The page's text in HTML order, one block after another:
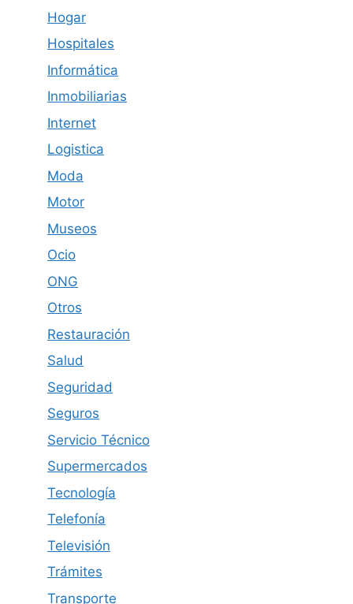
Hogar
Hospitales
Informática
Inmobiliarias
Internet
Logistica
Moda
Motor
Museos
Ocio
ONG
Otros
Restauración
Salud
Seguridad
Seguros
Servicio Técnico
Supermercados
Tecnología
Telefonía
Televisión
Trámites
Transporte